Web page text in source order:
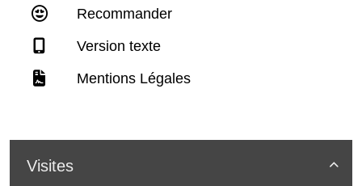
Recommander
Version texte
Mentions Légales

Visites